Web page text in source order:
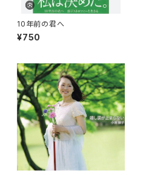
10年前の君へ
¥750